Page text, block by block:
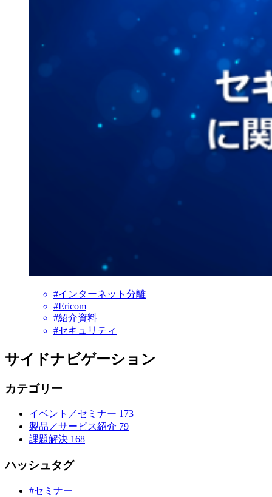
#インターネット分離
#Ericom
#紹介資料
#セキュリティ
サイドナビゲーション
カテゴリー
イベント／セミナー 173
製品／サービス紹介 79
課題解決 168
ハッシュタグ
#セミナー